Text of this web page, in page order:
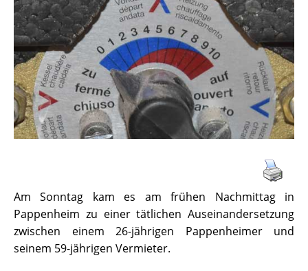
Am Sonntag kam es am frühen Nachmittag in
Pappenheim zu einer tätlichen Auseinandersetzung
zwischen einem 26-jährigen Pappenheimer und
seinem 59-jährigen Vermieter.